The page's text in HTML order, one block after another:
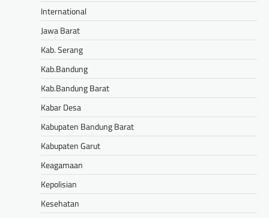
International
Jawa Barat
Kab. Serang
Kab.Bandung
Kab.Bandung Barat
Kabar Desa
Kabupaten Bandung Barat
Kabupaten Garut
Keagamaan
Kepolisian
Kesehatan